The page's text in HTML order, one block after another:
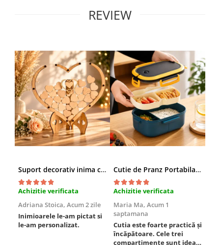
REVIEW
Suport decorativ inima cu mesaje, Cadou cu suflet
Achizitie verificata
Adriana Stoica, Acum 2 zile
Inimioarele le-am pictat si
le-am personalizat.
Cutie de Pranz Portabila cu Compartimente
Achizitie verificata
Maria Ma, Acum 1
saptamana
Cutia este foarte practică și
încăpătoare. Cele trei
compartimente sunt ideale